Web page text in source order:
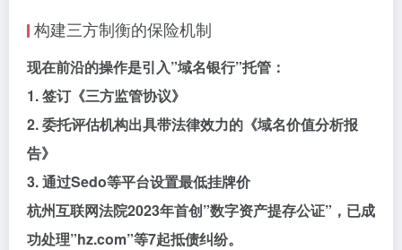
构建三方制衡的保险机制
现在前沿的操作是引入”域名银行”托管：
1. 签订《三方监管协议》
2. 委托评估机构出具带法律效力的《域名价值分析报
告》
3. 通过Sedo等平台设置最低挂牌价
杭州互联网法院2023年首创”数字资产提存公证”，已成
功处理”hz.com”等7起抵债纠纷。